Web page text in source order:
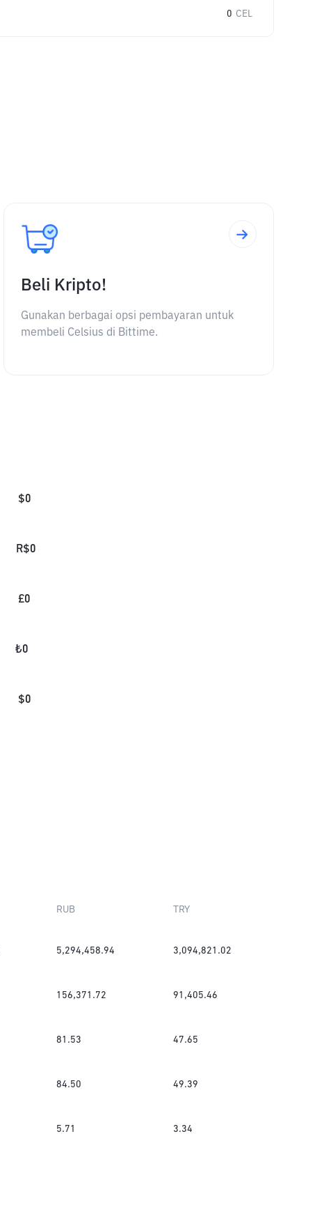
0 CEL
Beli Kripto!
Gunakan berbagai opsi pembayaran untuk
membeli Celsius di Bittime.
$0
R$0
£0
₺0
$0
RUB TRY
5,294,458.94 3,094,821.02
156,371.72 91,405.46
81.53 47.65
84.50 49.39
5.71 3.34